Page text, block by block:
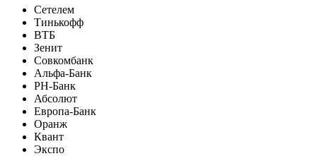
Сетелем
Тинькофф
ВТБ
Зенит
Совкомбанк
Альфа-Банк
РН-Банк
Абсолют
Европа-Банк
Оранж
Квант
Экспо